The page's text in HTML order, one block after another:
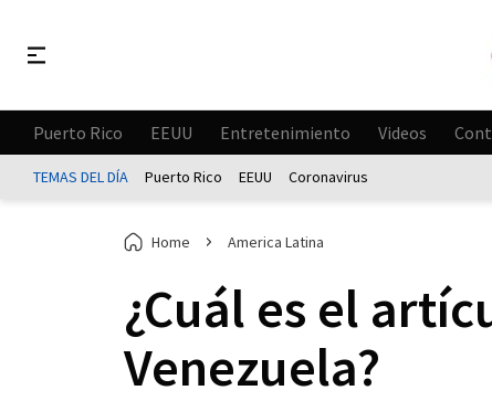
Puerto Rico EEUU Entretenimiento Videos
TEMAS DEL DÍA Puerto Rico EEUU Coronavirus
Home America Latina
¿Cuál es el
Venezuela?